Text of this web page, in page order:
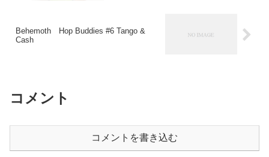
Behemoth Hop Buddies #6 Tango &
Cash
コメント
コメントを書き込む